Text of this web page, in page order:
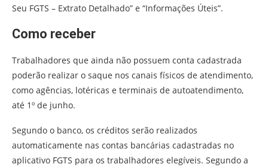
Seu FGTS – Extrato Detalhado” e “Informações Úteis”.
Como receber
Trabalhadores que ainda não possuem conta cadastrada
poderão realizar o saque nos canais físicos de atendimento,
como agências, lotéricas e terminais de autoatendimento,
até 1º de junho.
Segundo o banco, os créditos serão realizados
automaticamente nas contas bancárias cadastradas no
aplicativo FGTS para os trabalhadores elegíveis. Segundo a